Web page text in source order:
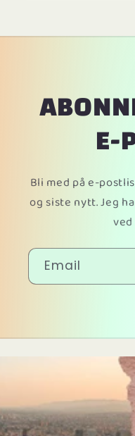
E-
Bli med på e-
og siste nytt. Jeg
Email